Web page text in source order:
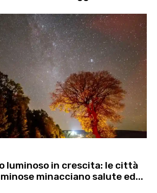
luminoso in crescita: le città
minacciano salute ed...